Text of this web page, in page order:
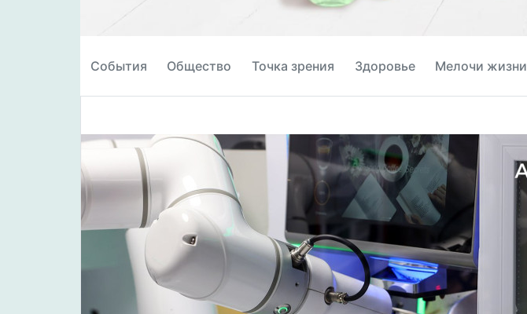
События Общество Точка зрения Здоровье Мелочи жизни